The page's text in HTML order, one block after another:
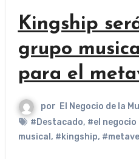
Kingship
grupo
para el
por El Negocio de la
#Destacado, #el negocio
musical , #kingship,